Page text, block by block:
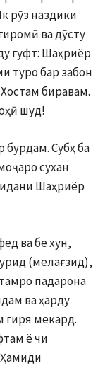
рӯз наздики
ва дӯсту
гуфт: Шаҳриёр
туро бар забон
биравам.
шуд!
бурдам. Субҳ ба
сухан
Шаҳриёр
ва бе хун,
(мелағзид),
падарона
ва ҳарду
гиря мекард.
ё чи